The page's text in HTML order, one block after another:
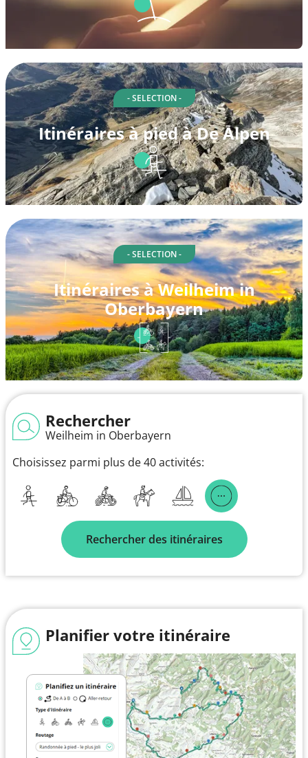
- SELECTION -
Itinéraires à pied à De Alpen
- SELECTION -
Itinéraires à Weilheim in
Oberbayern
Rechercher
Weilheim in Oberbayern
Choisissez parmi plus de 40 activités:
Rechercher des itinéraires
Planifier votre itinéraire